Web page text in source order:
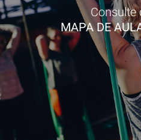
Consulte
MAPA DE